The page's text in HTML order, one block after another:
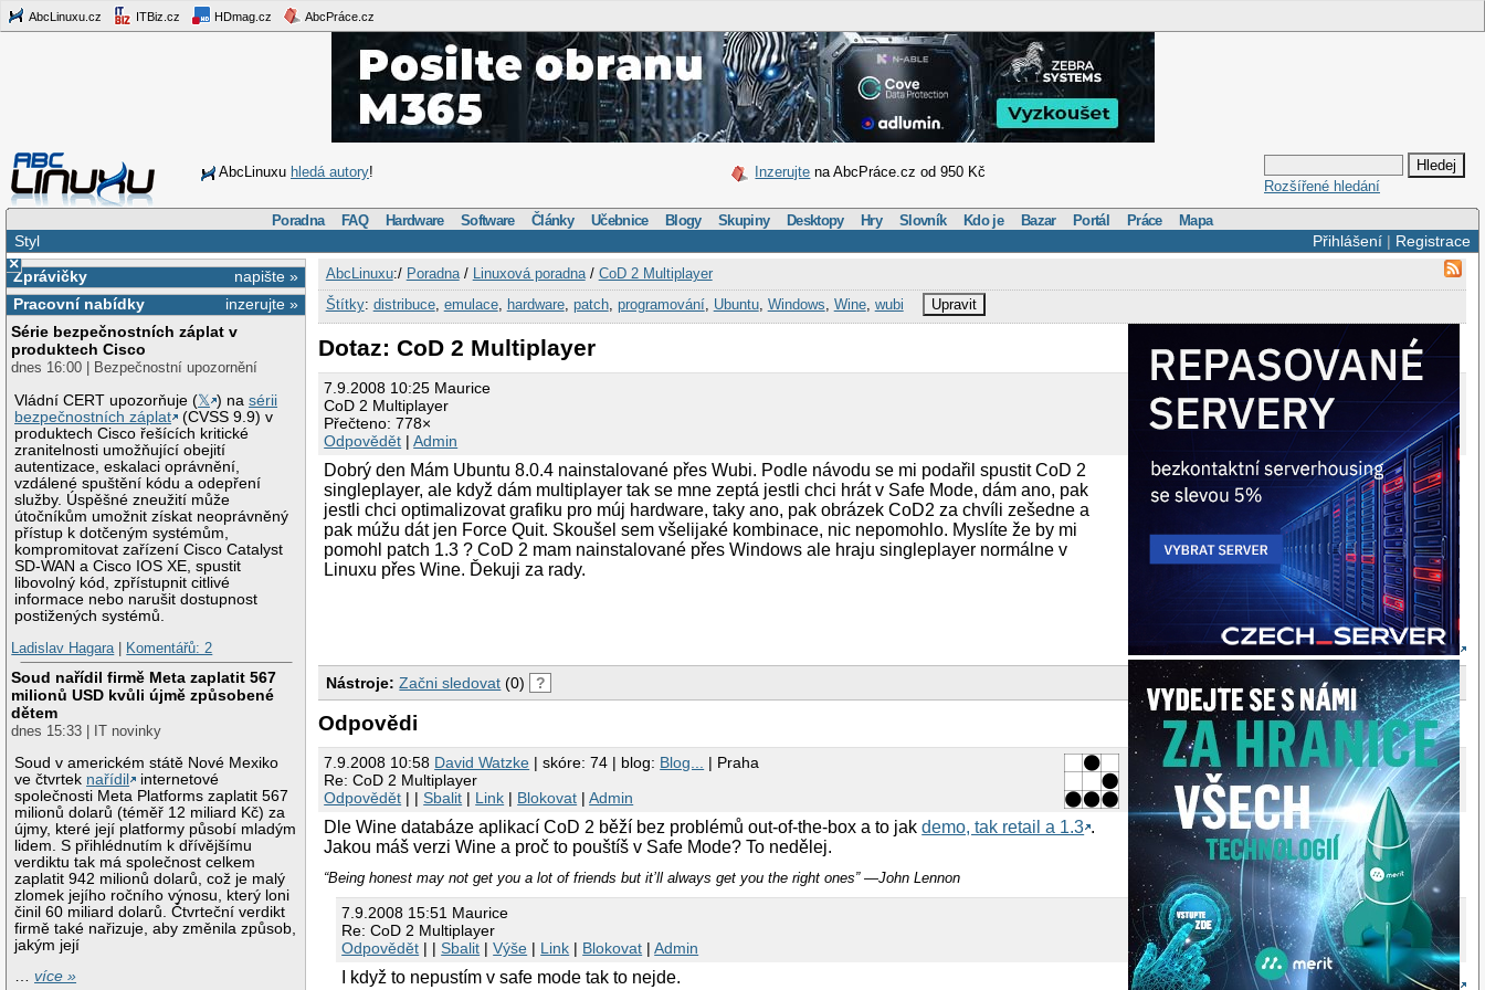
AbcLinuxu.cz ITBiz.cz HDmag.cz AbcPráce.cz
AbcLinuxu hledá autory! Inzerujte na AbcPráce.cz od 950 Kč
Rozšířené hledání
Poradna FAQ Hardware Software Články Učebnice Blogy Skupiny Desktopy Hry Slovník Kdo je Bazar Portál Práce Mapa
Přihlášení| Registrace
Styl
×
napište »
Zprávičky
inzerujte »
Pracovní nabídky
Série bezpečnostních záplat v
produktech Cisco
dnes 16:00 | Bezpečnostní upozornění
Vládní CERT upozorňuje (𝕏 ) nasérii
bezpečnostních záplat
(CVSS 9.9) v
produktech Cisco řešících kritické
zranitelnosti umožňující obejití
autentizace, eskalaci oprávnění,
vzdálené spuštění kódu a odepření
služby. Úspěšné zneužití může
útočníkům umožnit získat neoprávněný
přístup k dotčeným systémům,
kompromitovat zařízení Cisco Catalyst
SD-WAN a Cisco IOS XE, spustit
libovolný kód, zpřístupnit citlivé
informace nebo narušit dostupnost
postižených systémů.
Ladislav Hagara| Komentářů: 2
Soud nařídil firmě Meta zaplatit 567
milionů USD kvůli újmě způsobené
dětem
dnes 15:33 | IT novinky
Soud v americkém státě Nové Mexiko
ve čtvrtek nařídil
internetové
společnosti Meta Platforms zaplatit 567
milionů dolarů (téměř 12 miliard Kč) za
újmy, které její platformy působí mladým
lidem. S přihlédnutím k dřívějšímu
verdiktu tak má společnost celkem
zaplatit 942 milionů dolarů, což je malý
zlomek jejího ročního výnosu, který loni
činil 60 miliard dolarů. Čtvrteční verdikt
firmě také nařizuje, aby změnila způsob,
jakým její
…více »
AbcLinuxu:/ Poradna/ Linuxová poradna/ CoD 2 Multiplayer
Štítky: distribuce, emulace, hardware, patch, programování, Ubuntu, Windows Wine, wubi Upravit
Dotaz: CoD 2 Multiplayer
7.9.2008 10:25 Maurice
CoD 2 Multiplayer
Přečteno: 778×
Odpovědět |Admin
Dobrý den Mám Ubuntu 8.0.4 nainstalované přes Wubi. Podle návodu se mi podařil spustit CoD 2
singleplayer, ale když dám multiplayer tak se mne zeptá jestli chci hrát v Safe Mode, dám ano, pak
jestli chci optimalizovat grafiku pro múj hardware, taky ano, pak obrázek CoD2 za chvíli zešedne a
pak múžu dát jen Force Quit. Skoušel sem všelijaké kombinace, nic nepomohlo. Myslíte že by mi
pomohl patch 1.3 ? CoD 2 mam nainstalované přes Windows ale hraju singleplayer normálne v
Linuxu přes Wine. Ďekuji za rady.
Nástroje: Začni sledovat (0) ?
Odpovědi
7.9.2008 10:58 David Watzke | skóre: 74 | blog: Blog...
| Praha
Re: CoD 2 Multiplayer
Odpovědět | |Sbalit | Link | Blokovat |Admin
Dle Wine databáze aplikací CoD 2 běží bez problémů out-of-the-box a to jakdemo, tak retail a 1.3 .
Jakou máš verzi Wine a proč to pouštíš v Safe Mode? To nedělej.
“Being honest may not get you a lot of friends but it’ll always get you the right ones” ―John Lennon
7.9.2008 15:51 Maurice
Re: CoD 2 Multiplayer
Odpovědět | |Sbalit |Výše | Link | Blokovat |Admin
I když to nepustím v safe mode tak to nejde.